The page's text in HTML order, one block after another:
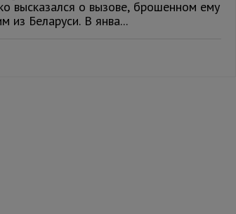
высказался о вызове, брошенном ему
из Беларуси. В янва...